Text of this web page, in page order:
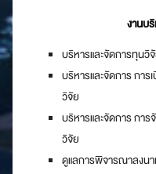
งานบ
บริหารและจัดการทุน
บริหารและจัดการ การ
วิจัย
บริหารและจัดการ กา
วิจัย
ดูแลการพิจารณาลงน